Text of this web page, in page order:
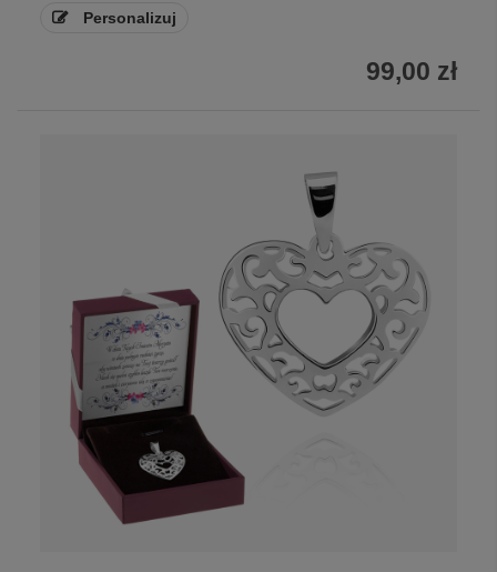
Personalizuj
99,00 zł